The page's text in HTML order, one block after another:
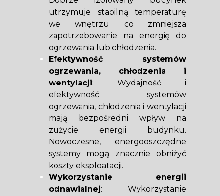
utrzymuje stabilną temperaturę
we wnętrzu, co zmniejsza
zapotrzebowanie na energię do
ogrzewania lub chłodzenia.
Efektywność systemów
ogrzewania, chłodzenia i
wentylacji: Wydajność i
efektywność systemów
ogrzewania, chłodzenia i wentylacji
mają bezpośredni wpływ na
zużycie energii budynku.
Nowoczesne, energooszczędne
systemy mogą znacznie obniżyć
koszty eksploatacji.
Wykorzystanie energii
odnawialnej: Wykorzystanie